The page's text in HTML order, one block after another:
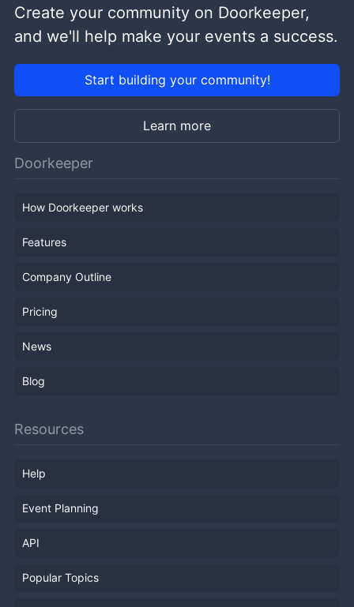
Create your community on Doorkeeper,
and we'll help make your events a success.
Start building your community!
Learn more
Doorkeeper
How Doorkeeper works
Features
Company Outline
Pricing
News
Blog
Resources
Help
Event Planning
API
Popular Topics